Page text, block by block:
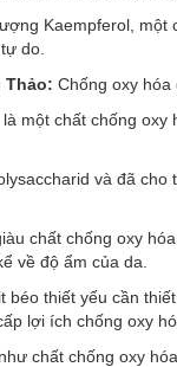
Kaempferol, một
do.
Thảo: Chống oxy hóa
một chất chống
và đã
chất chống oxy
về độ ẩm của da.
béo thiết yếu cần
lợi ích chống oxy
chất chống oxy